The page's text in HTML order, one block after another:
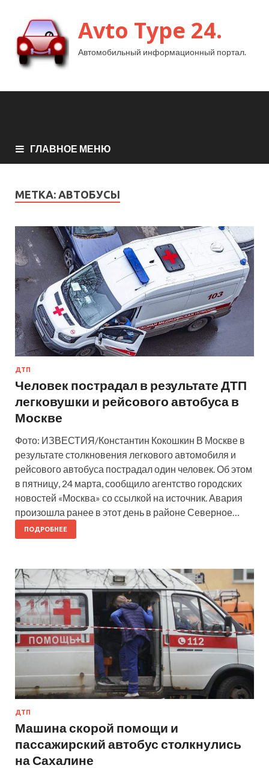
Avto Type 24.
Автомобильный информационный портал.
ГЛАВНОЕ МЕНЮ
МЕТКА: АВТОБУСЫ
ДТП
Человек пострадал в результате ДТП
легковушки и рейсового автобуса в
Москве
Фото: ИЗВЕСТИЯ/Константин Кокошкин В Москве в
результате столкновения легкового автомобиля и
рейсового автобуса пострадал один человек. Об этом
в пятницу, 24 марта, сообщило агентство городских
новостей «Москва» со ссылкой на источник. Авария
произошла ранее в этот день в районе Северное…
ПОДРОБНЕЕ
ДТП
Машина скорой помощи и
пассажирский автобус столкнулись
на Сахалине